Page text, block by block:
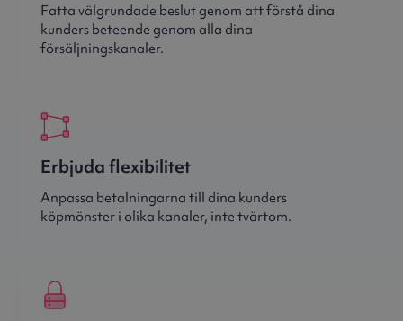
Fatta välgrundade beslut genom att förstå dina
kunders beteende genom alla dina
försäljningskanaler.
Erbjuda flexibilitet
Anpassa betalningarna till dina kunders
köpmönster i olika kanaler, inte tvärtom.